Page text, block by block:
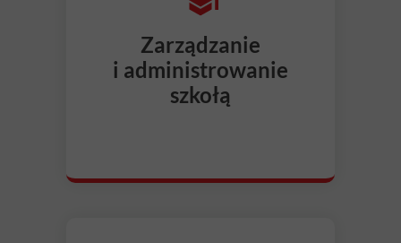
Zarządzanie
i administrowanie
szkołą